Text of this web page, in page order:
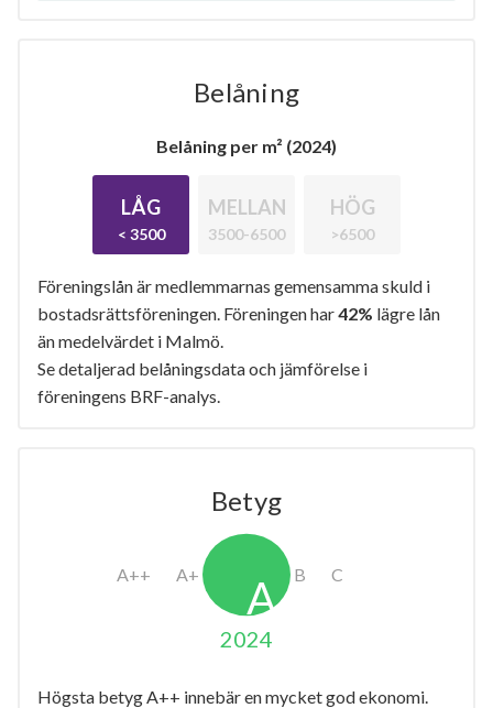
Belåning
Belåning per m² (2024)
LÅG
< 3500
MELLAN
3500-6500
HÖG
>6500
Föreningslån är medlemmarnas gemensamma skuld i
bostadsrättsföreningen. Föreningen har42% lägre lån
än medelvärdet i Malmö.
Se detaljerad belåningsdata och jämförelse i
föreningens BRF-analys.
Betyg
2024
Högsta betyg A++ innebär en mycket god ekonomi.